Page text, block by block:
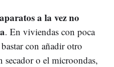
a la vez no
. En viviendas con poca
con añadir otro
o el microondas,